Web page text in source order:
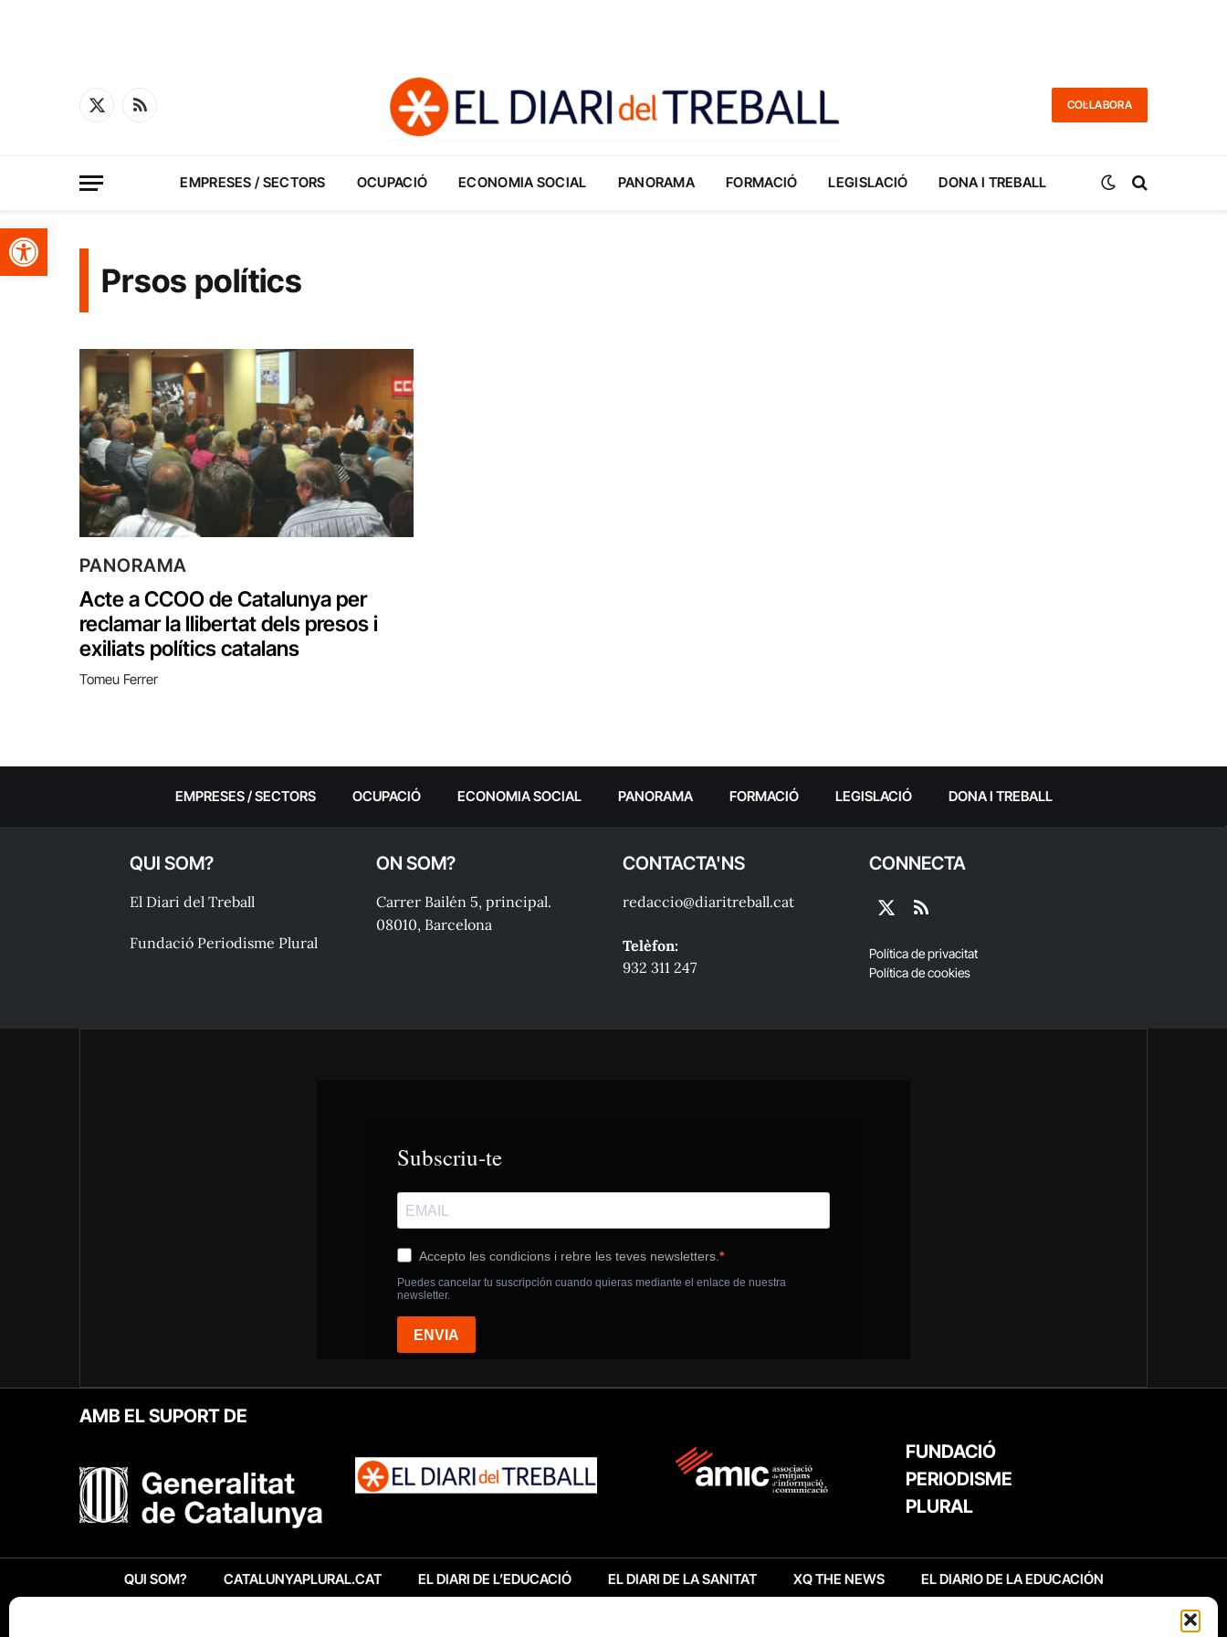
Obre la barra d'eines
X
RSS
COL·LABORA
EMPRESES / SECTORS OCUPACIÓ ECONOMIA SOCIAL PANORAMA FORMACIÓ LEGISLACIÓ DONA I TREBALL
Prsos polítics
PANORAMA
Acte a CCOO‌ de Catalunya per
reclamar la llibertat dels presos i
exiliats polítics catalans
Tomeu Ferrer
EMPRESES / SECTORS OCUPACIÓ ECONOMIA SOCIAL PANORAMA FORMACIÓ LEGISLACIÓ DONA I TREBALL
QUI SOM?
El Diari del Treball
Fundació Periodisme Plural
ON SOM?
Carrer Bailén 5, principal.
08010, Barcelona
CONTACTA'NS
redaccio@diaritreball.cat
Telèfon:
932 311 247
CONNECTA
X
RSS
Política de privacitat
Política de cookies
AMB EL SUPORT DE
FUNDACIÓ
PERIODISME
PLURAL
QUI SOM? CATALUNYAPLURAL.CAT EL DIARI DE L’EDUCACIÓ EL DIARI DE LA SANITAT XQ THE NEWS EL DIARIO DE LA EDUCACIÓN